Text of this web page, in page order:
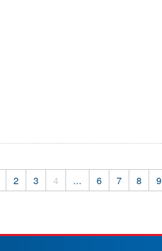
2 3 4 ... 6 7 8 9